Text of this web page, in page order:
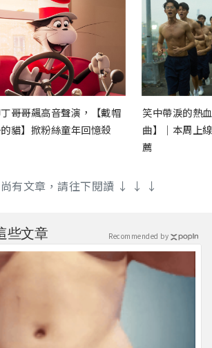
哥哥飆高音聲演，【戴帽
貓】掀粉絲童年回憶殺
笑中帶淚的熱
曲】｜本周上
薦
有文章，請往下閱讀 ↓ ↓ ↓
些文章 Recommended by